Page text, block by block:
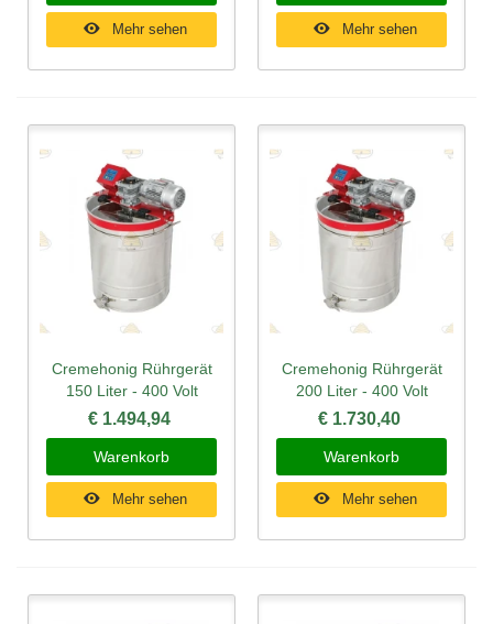
Mehr sehen Mehr sehen
Cremehonig Rührgerät
150 Liter - 400 Volt
€ 1.494,94
Warenkorb
Mehr sehen
Cremehonig Rührgerät
200 Liter - 400 Volt
€ 1.730,40
Warenkorb
Mehr sehen